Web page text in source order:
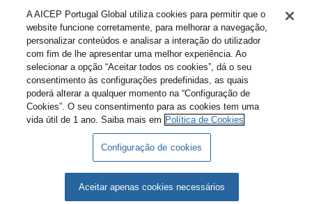
Livro Amarelo Eletrónico
Política de Privacidade Política de Cookies
A AICEP Portugal Global utiliza cookies para permitir que o
website funcione corretamente, para melhorar a navegação,
personalizar conteúdos e analisar a interação do utilizador
com fim de lhe apresentar uma melhor experiência. Ao
selecionar a opção “Aceitar todos os cookies”, dá o seu
consentimento às configurações predefinidas, as quais
poderá alterar a qualquer momento na “Configuração de
Cookies”. O seu consentimento para as cookies tem uma
vida útil de 1 ano. Saiba mais em Política de Cookies
Configuração de cookies
Aceitar apenas cookies necessários